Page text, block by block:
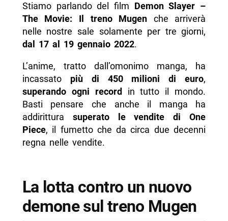
Stiamo parlando del film Demon Slayer –
The Movie: Il treno Mugen che arriverà
nelle nostre sale solamente per tre giorni,
dal 17 al 19 gennaio 2022.
L’anime, tratto dall’omonimo manga, ha
incassato più di 450 milioni di euro,
superando ogni record
in tutto il mondo.
Basti pensare che anche il manga ha
addirittura superato le vendite di One
Piece, il fumetto che da circa due decenni
regna nelle vendite.
La lotta contro un nuovo
demone sul treno Mugen